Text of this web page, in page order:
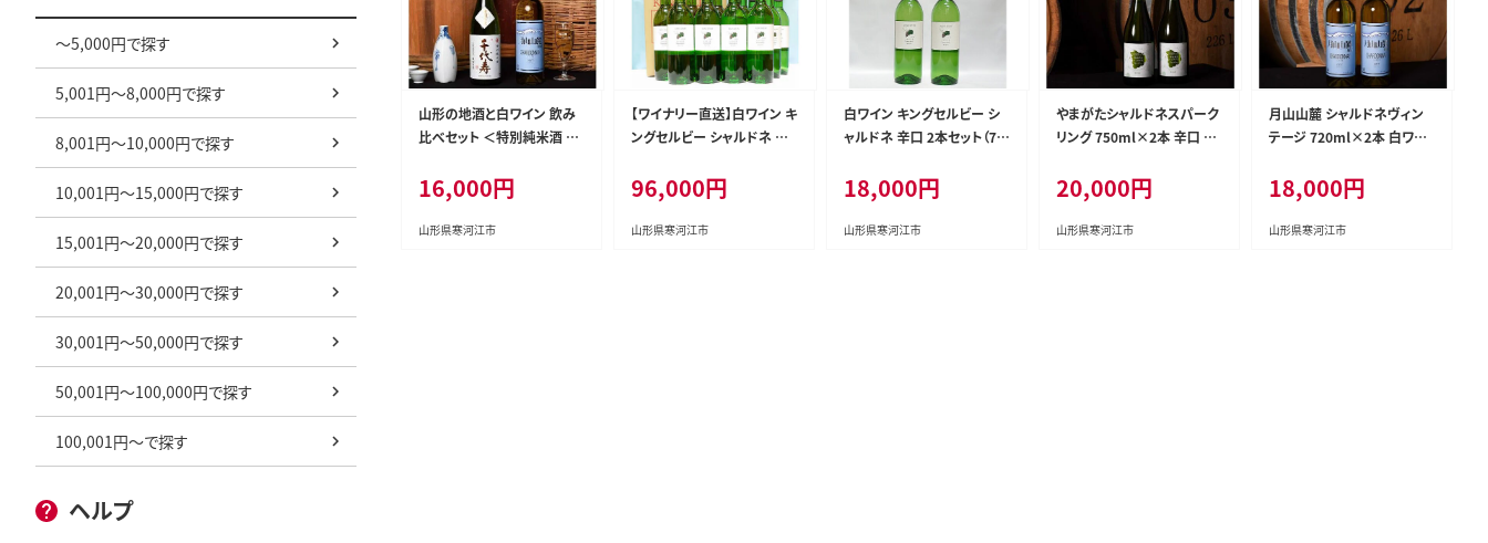
～5,000円で探す
5,001円～8,000円で探す
8,001円～10,000円で探す
10,001円～15,000円で探す
15,001円～20,000円で探す
20,001円～30,000円で探す
30,001円～50,000円で探す
50,001円～100,000円で探す
100,001円～で探す
ヘルプ
山形の地酒と白ワイン 飲み
比べセット ＜特別純米酒 出
ヴィンテージ＞（720ml×2
本） 016-E-CK009
16,000円
山形県寒河江市
【ワイナリー直送】白ワイン キ
ングセルビー シャルドネ 辛
本） KING SELBY 096-E-MM
96,000円
山形県寒河江市
白ワイン キングセルビー シ
ャルドネ 辛口 2本セット（72
8-E-MM045
18,000円
山形県寒河江市
やまがたシャルドネスパーク
リング 750ml×2本 辛口 ワ
0-E-CK017
20,000円
山形県寒河江市
月山山麓 シャルドネヴィン
テージ 720ml×2本 白ワイ
8-E-CK011
18,000円
山形県寒河江市